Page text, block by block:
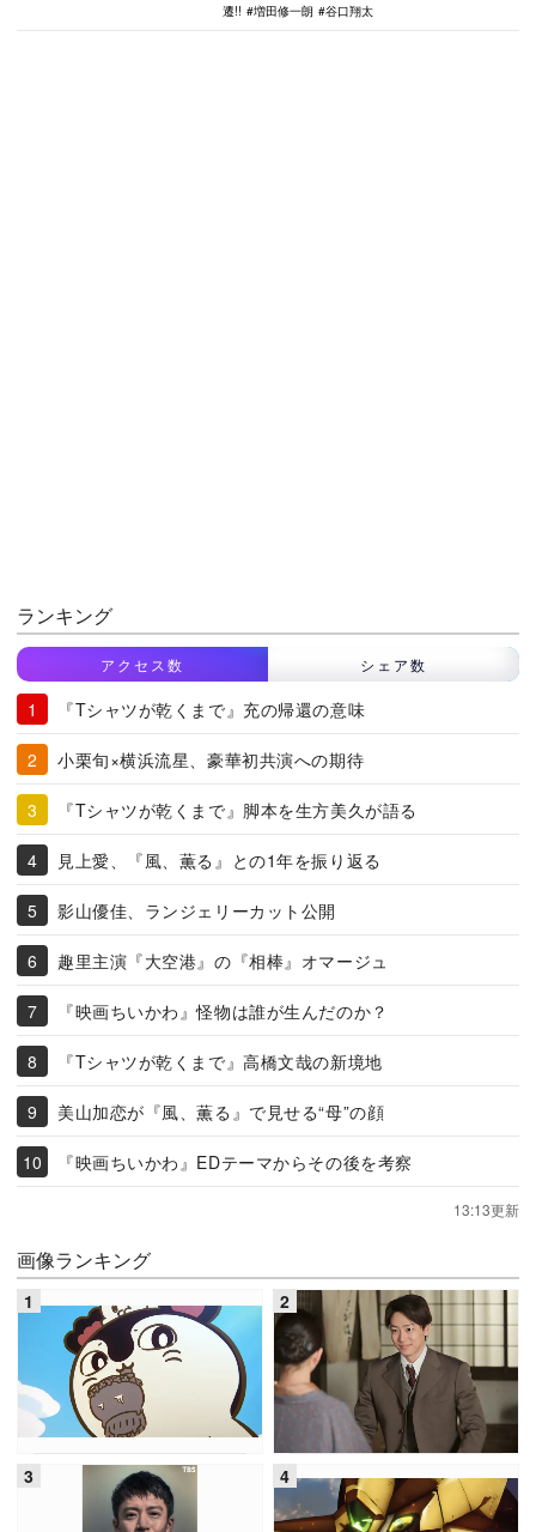
遷!!
増田修一朗 谷口翔太
ランキング
アクセス数 シェア数
『Tシャツが乾くまで』充の帰還の意味
小栗旬×横浜流星、豪華初共演への期待
『Tシャツが乾くまで』脚本を生方美久が語る
見上愛、『風、薫る』との1年を振り返る
影山優佳、ランジェリーカット公開
趣里主演『大空港』の『相棒』オマージュ
『映画ちいかわ』怪物は誰が生んだのか？
『Tシャツが乾くまで』高橋文哉の新境地
美山加恋が『風、薫る』で見せる“母”の顔
『映画ちいかわ』EDテーマからその後を考察
13:13更新
画像ランキング